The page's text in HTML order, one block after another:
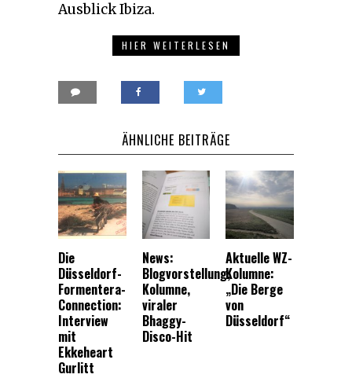
Ausblick Ibiza.
HIER WEITERLESEN
ÄHNLICHE BEITRÄGE
Die
Düsseldorf-
Formentera-
Connection:
Interview
mit
Ekkeheart
Gurlitt
News:
Blogvorstellung,
Kolumne,
viraler
Bhaggy-
Disco-Hit
Aktuelle WZ-
Kolumne:
„Die Berge
von
Düsseldorf“